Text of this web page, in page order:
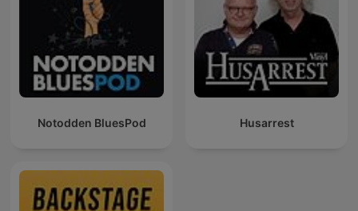
Notodden BluesPod Husarrest